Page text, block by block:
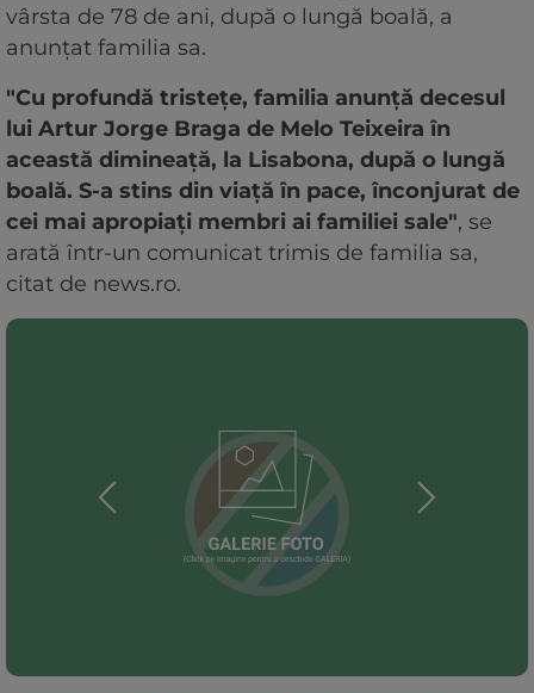
vârsta de 78 de ani, după o lungă boală, a
anunţat familia sa.
"Cu profundă tristeţe, familia anunţă decesul
lui Artur Jorge Braga de Melo Teixeira în
această dimineaţă, la Lisabona, după o lungă
boală. S-a stins din viaţă în pace, înconjurat de
cei mai apropiaţi membri ai familiei sale", se
arată într-un comunicat trimis de familia sa,
citat de news.ro.